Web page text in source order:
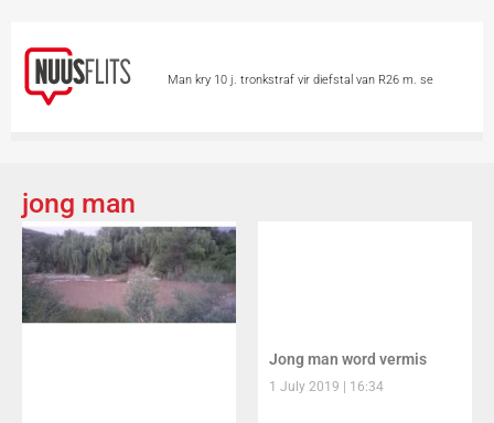
Man kry 10 j. tronkstraf vir diefstal van R26 m. se
Katdag
wiele?
jong man
Jong man word vermis
1 July 2019 16:34